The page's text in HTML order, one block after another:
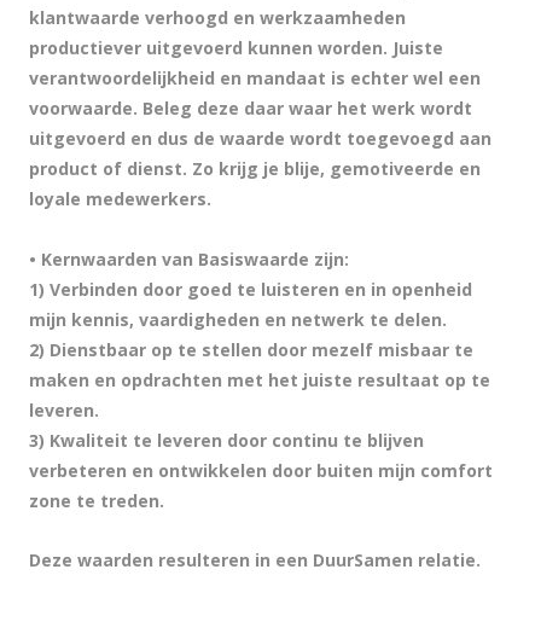
klantwaarde verhoogd en werkzaamheden
productiever uitgevoerd kunnen worden. Juiste
verantwoordelijkheid en mandaat is echter wel een
voorwaarde. Beleg deze daar waar het werk wordt
uitgevoerd en dus de waarde wordt toegevoegd aan
product of dienst. Zo krijg je blije, gemotiveerde en
loyale medewerkers.
• Kernwaarden van Basiswaarde zijn:
1) Verbinden door goed te luisteren en in openheid
mijn kennis, vaardigheden en netwerk te delen.
2) Dienstbaar op te stellen door mezelf misbaar te
maken en opdrachten met het juiste resultaat op te
leveren.
3) Kwaliteit te leveren door continu te blijven
verbeteren en ontwikkelen door buiten mijn comfort
zone te treden.
Deze waarden resulteren in een DuurSamen relatie.